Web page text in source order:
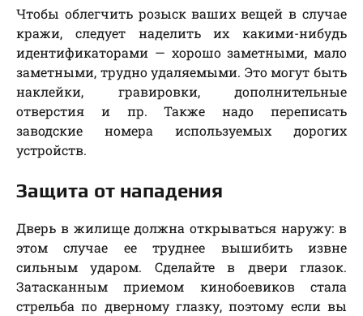
Чтобы облегчить розыск ваших вещей в случае
кражи, следует наделить их какими-нибудь
идентификаторами — хорошо заметными, мало
заметными, трудно удаляемыми. Это могут быть
наклейки, гравировки, дополнительные
отверстия и пр. Также надо переписать
заводские номера используемых дорогих
устройств.
Защита от нападения
Дверь в жилище должна открываться наружу: в
этом случае ее труднее вышибить извне
сильным ударом. Сделайте в двери глазок.
Затасканным приемом кинобоевиков стала
стрельба по дверному глазку, поэтому если вы